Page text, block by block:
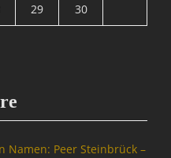
29 30
Namen: Peer Steinbrück –